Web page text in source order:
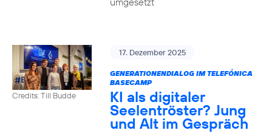
Credits: Till Budde
17. Dezember 2025
GENERATIONENDIALOG IM TELEFÓNICA
BASECAMP
KI als digitaler
Seelentröster? Jung
und Alt im Gespräch